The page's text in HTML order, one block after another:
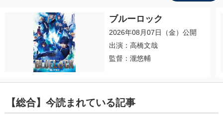
ブルーロック
2026年08月07日（金）公開
出演：高橋文哉
監督：瀧悠輔
【総合】今読まれている記事